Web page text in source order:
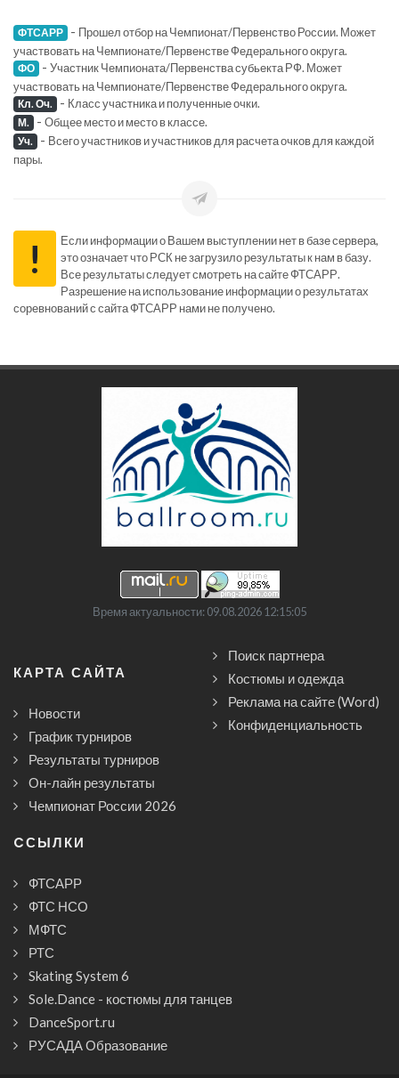
ФТСАРР - Прошел отбор на Чемпионат/Первенство России. Может
участвовать на Чемпионате/Первенстве Федерального округа.
ФО - Участник Чемпионата/Первенства субьекта РФ. Может
участвовать на Чемпионате/Первенстве Федерального округа.
Кл. Оч. - Класс участника и полученные очки.
М. - Общее место и место в классе.
Уч. - Всего участников и участников для расчета очков для каждой
пары.
!
Если информации о Вашем выступлении нет в базе сервера,
это означает что РСК не загрузило результаты к нам в базу.
Все результаты следует смотреть на сайте ФТСАРР.
Разрешение на использование информации о результатах
соревнований с сайта ФТСАРР нами не получено.
Время актуальности: 09.08.2026 12:15:05
КАРТА САЙТА
Новости
График турниров
Результаты турниров
Он-лайн результаты
Чемпионат России 2026
Поиск партнера
Костюмы и одежда
Реклама на сайте (Word)
Конфиденциальность
CСЫЛКИ
ФТСАРР
ФТС НСО
МФТС
РТС
Skating System 6
Sole.Dance - костюмы для танцев
DanceSport.ru
РУСАДА Образование